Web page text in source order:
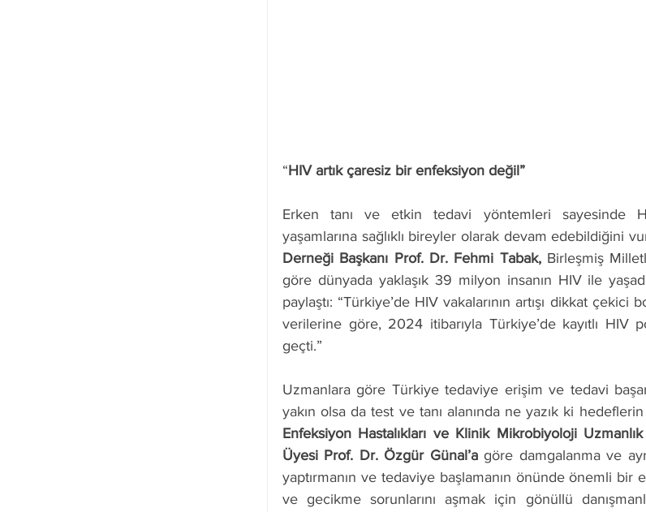
“HIV artık çaresiz bir enfeksiyon değil”
Erken tanı ve etkin tedavi yöntemleri sayesinde
yaşamlarına sağlıklı bireyler olarak devam edebildiğini
Derneği Başkanı Prof. Dr. Fehmi Tabak, Birleşmiş
göre dünyada yaklaşık 39 milyon insanın HIV ile
paylaştı: “Türkiye’de HIV vakalarının artışı dikkat çekici
verilerine göre, 2024 itibarıyla Türkiye’de kayıtlı HIV
geçti.”
Uzmanlara göre Türkiye tedaviye erişim ve tedavi
yakın olsa da test ve tanı alanında ne yazık ki
Enfeksiyon Hastalıkları ve Klinik Mikrobiyoloji
Üyesi Prof. Dr. Özgür Günal’a göre damgalanma ve
yaptırmanın ve tedaviye başlamanın önünde önemli bir
ve gecikme sorunlarını aşmak için gönüllü